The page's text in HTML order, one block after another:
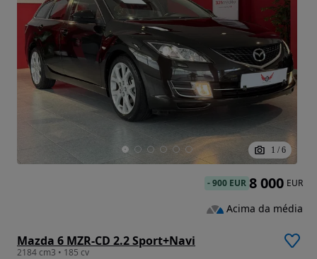
1 / 6
Mazda 6 MZR-CD 2.2 Sport+Navi
2184 cm3 • 185 cv
-900 EUR 8 000 EUR
Acima da média